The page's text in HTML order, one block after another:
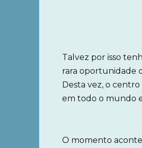
Talvez por isso
rara oportunidade
Desta vez, o
em todo o mundo
O momento